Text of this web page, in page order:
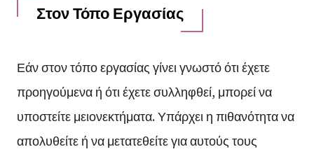
Στον Τόπο Εργασίας
Εάν στον τόπο εργασίας γίνει γνωστό ότι έχετε
προηγούμενα ή ότι έχετε συλληφθεί, μπορεί να
υποστείτε μειονεκτήματα. Υπάρχει η πιθανότητα να
απολυθείτε ή να μετατεθείτε για αυτούς τους